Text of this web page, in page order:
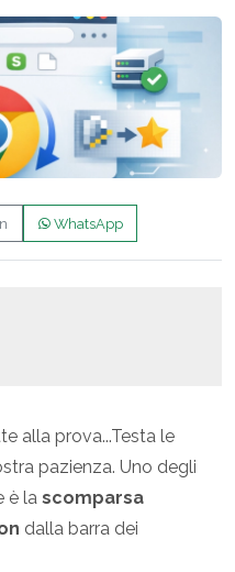
WhatsApp
alla prova...Testa le
pazienza. Uno degli
è la scomparsa
dalla barra dei